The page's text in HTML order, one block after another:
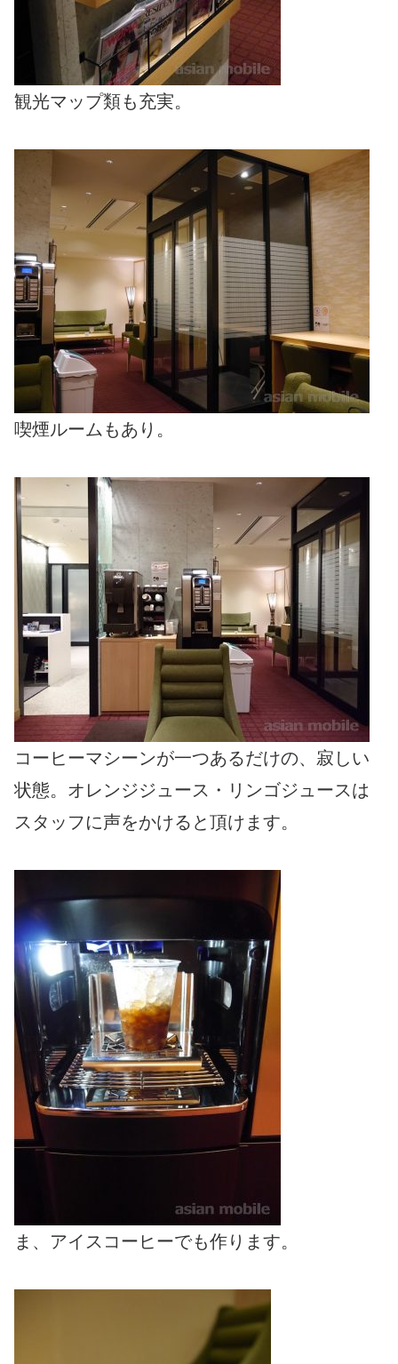
観光マップ類も充実。
喫煙ルームもあり。
コーヒーマシーンが一つあるだけの、寂しい
状態。オレンジジュース・リンゴジュースは
スタッフに声をかけると頂けます。
ま、アイスコーヒーでも作ります。